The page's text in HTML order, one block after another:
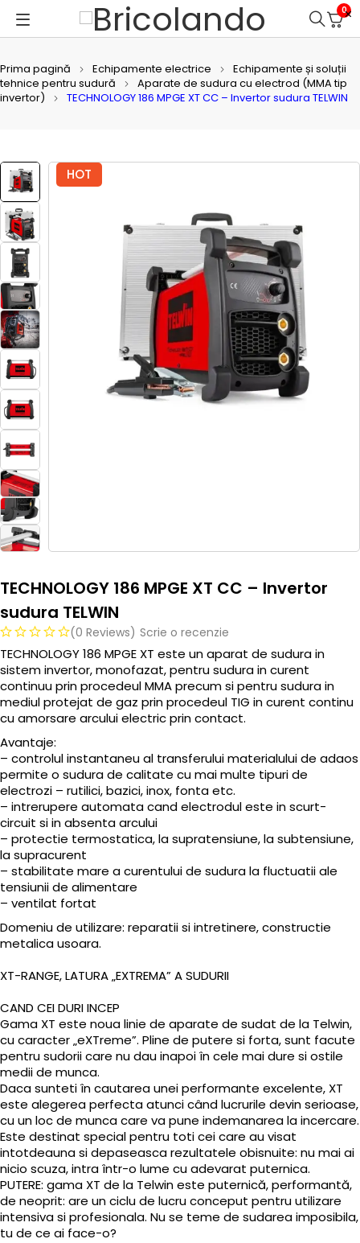
0
Prima pagină Echipamente electrice
Echipamente și soluții
tehnice pentru sudură
Aparate de sudura cu electrod (MMA tip
invertor)
TECHNOLOGY 186 MPGE XT CC – Invertor sudura TELWIN
HOT
TECHNOLOGY 186 MPGE XT CC – Invertor
sudura TELWIN
(0 Reviews) Scrie o recenzie
TECHNOLOGY 186 MPGE XT este un aparat de sudura in
sistem invertor, monofazat, pentru sudura in curent
continuu prin procedeul MMA precum si pentru sudura in
mediul protejat de gaz prin procedeul TIG in curent continu
cu amorsare arcului electric prin contact.
Avantaje:
– controlul instantaneu al transferului materialului de adaos
permite o sudura de calitate cu mai multe tipuri de
electrozi – rutilici, bazici, inox, fonta etc.
– intrerupere automata cand electrodul este in scurt-
circuit si in absenta arcului
– protectie termostatica, la supratensiune, la subtensiune,
la supracurent
– stabilitate mare a curentului de sudura la fluctuatii ale
tensiunii de alimentare
– ventilat fortat
Domeniu de utilizare: reparatii si intretinere, constructie
metalica usoara.
XT-RANGE, LATURA „EXTREMA” A SUDURII
CAND CEI DURI INCEP
Gama XT este noua linie de aparate de sudat de la Telwin,
cu caracter „eXTreme”. Pline de putere si forta, sunt facute
pentru sudorii care nu dau inapoi în cele mai dure si ostile
medii de munca.
Daca sunteti în cautarea unei performante excelente, XT
este alegerea perfecta atunci când lucrurile devin serioase,
cu un loc de munca care va pune indemanarea la incercare.
Este destinat special pentru toti cei care au visat
intotdeauna si depaseasca rezultatele obisnuite: nu mai ai
nicio scuza, intra într-o lume cu adevarat puternica.
PUTERE: gama XT de la Telwin este puternică, performantă,
de neoprit: are un ciclu de lucru conceput pentru utilizare
intensiva si profesionala. Nu se teme de sudarea imposibila,
tu de ce ai face-o?